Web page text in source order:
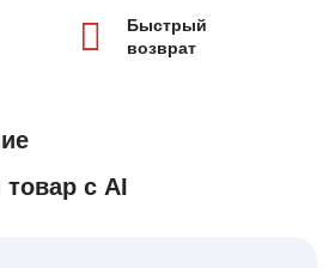
Быстрый
возврат
с AI